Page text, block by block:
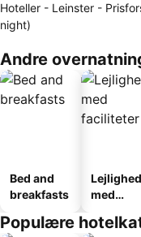
Hoteller - Leinster -
night)
Andre
Bed and
breakfasts
Lejlighed
med
Populære